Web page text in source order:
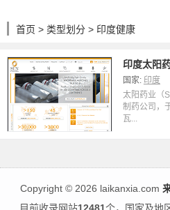
首页 > 类型划分 > 印度健康
印度太阳
国家: 印度
太阳药业（
制药公司，
瓦...
Copyright ©2026 laikanxia.com